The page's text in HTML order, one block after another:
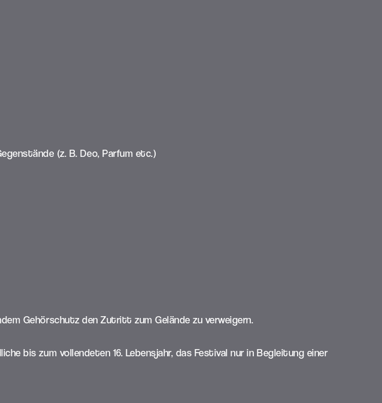
(z. B. Deo, Parfum etc.)
Gehörschutz den Zutritt zum Gelände zu verweigern.
bis zum vollendeten 16. Lebensjahr, das Festival nur in Begleitung einer